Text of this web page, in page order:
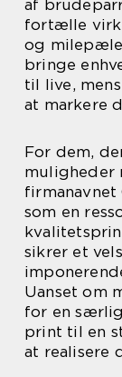
af
fortælle
og
bringe
til live,
at markere
For dem,
muligheder
firmanavnet
som en
sikrer et
Uanset om
for en
print til en
at realisere